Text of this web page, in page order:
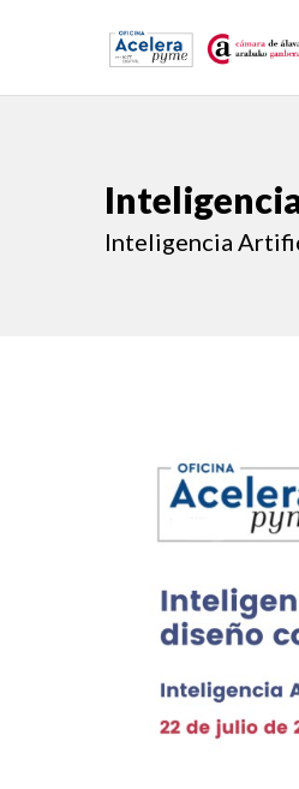
Inteligencia